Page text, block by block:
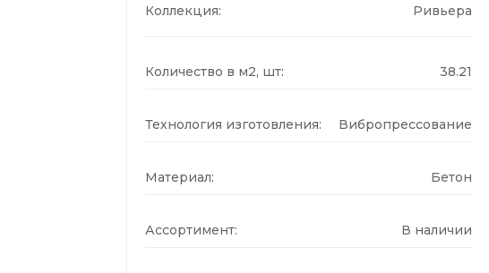
Коллекция: Ривьера
Количество в м2, шт: 38.21
Технология изготовления: Вибропрессование
Материал: Бетон
Ассортимент: В наличии